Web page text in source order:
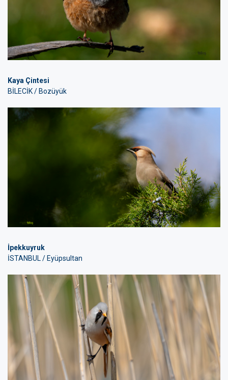
Kaya Çintesi
BİLECİK / Bozüyük
İpekkuyruk
İSTANBUL / Eyüpsultan